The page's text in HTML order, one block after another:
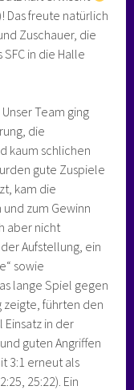
Das freute natürlich
Zuschauer, die
in die Halle
Team ging
die
kaum schlichen
gute Zuspiele
kam die
zum Gewinn
aber nicht
Aufstellung, ein
sowie
lange Spiel gegen
zeigte, führten den
Einsatz in der
guten Angriffen
3:1 erneut als
25:22). Ein